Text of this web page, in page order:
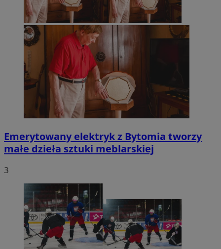
Emerytowany elektryk z Bytomia tworzy
małe dzieła sztuki meblarskiej
3